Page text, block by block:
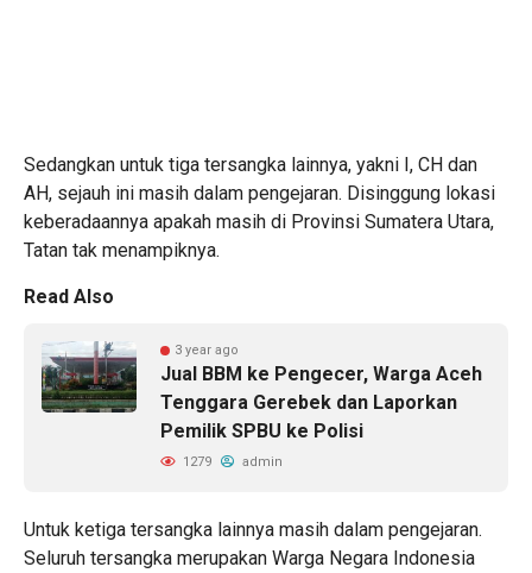
Sedangkan untuk tiga tersangka lainnya, yakni I, CH dan
AH, sejauh ini masih dalam pengejaran. Disinggung lokasi
keberadaannya apakah masih di Provinsi Sumatera Utara,
Tatan tak menampiknya.
Read Also
3 year ago
Jual BBM ke Pengecer, Warga Aceh
Tenggara Gerebek dan Laporkan
Pemilik SPBU ke Polisi
1279 admin
Untuk ketiga tersangka lainnya masih dalam pengejaran.
Seluruh tersangka merupakan Warga Negara Indonesia